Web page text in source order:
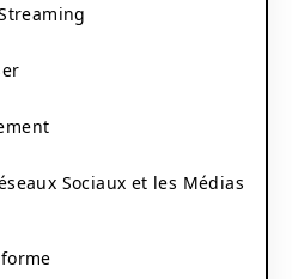
Sociaux et les Médias